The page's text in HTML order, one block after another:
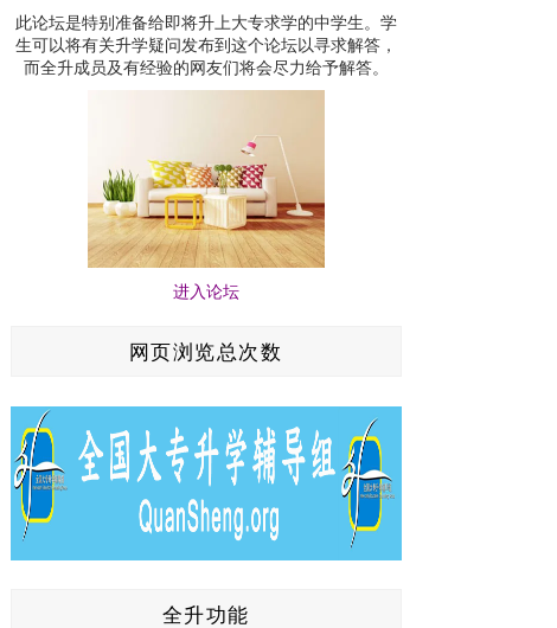
此论坛是特别准备给即将升上大专求学的中学生。学
生可以将有关升学疑问发布到这个论坛以寻求解答，
而全升成员及有经验的网友们将会尽力给予解答。
进入论坛
网页浏览总次数
全升功能